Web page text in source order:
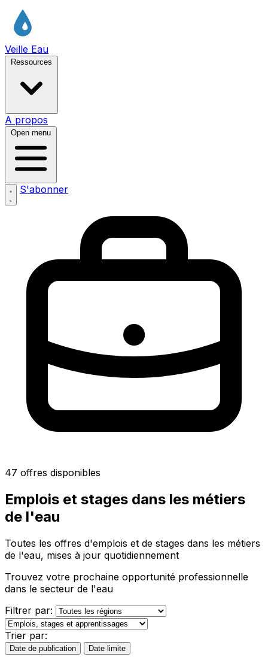
Veille Eau
Ressources
A propos
Open menu
S'abonner
47 offres disponibles
Emplois et stages dans les métiers
de l'eau
Toutes les offres d'emplois et de stages dans les métiers
de l'eau, mises à jour quotidiennement
Trouvez votre prochaine opportunité professionnelle
dans le secteur de l'eau
Filtrer par:
Trier par:
Date de publication Date limite